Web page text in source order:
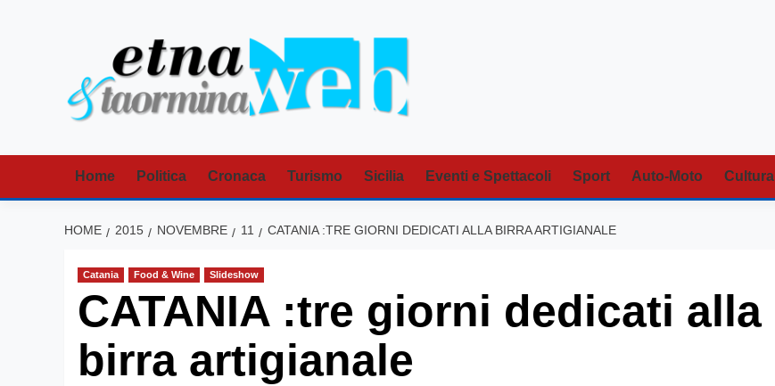
Home Politica Cronaca Turismo Sicilia Eventi e Spettacoli Sport Auto-Moto Cultura
HOME 2015 NOVEMBRE 11 CATANIA :TRE GIORNI DEDICATI ALLA BIRRA ARTIGIANALE
Catania Food & Wine Slideshow
CATANIA :tre giorni dedicati alla
birra artigianale